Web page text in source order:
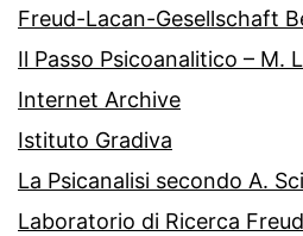
Freud-Lacan-Gesellschaft
Il Passo Psicoanalitico – M.
Internet Archive
Istituto Gradiva
La Psicanalisi secondo A.
Laboratorio di Ricerca